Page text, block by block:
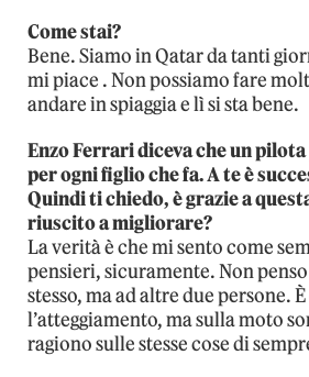
Come stai?
Bene. Siamo in Qatar da tanti
mi piace . Non possiamo fare
andare in spiaggia e lì si sta bene.
Enzo Ferrari diceva che un
per ogni figlio che fa. A te è
Quindi ti chiedo, è grazie a
riuscito a migliorare?
La verità è che mi sento come
pensieri, sicuramente. Non
stesso, ma ad altre due persone.
l’atteggiamento, ma sulla moto
ragiono sulle stesse cose di